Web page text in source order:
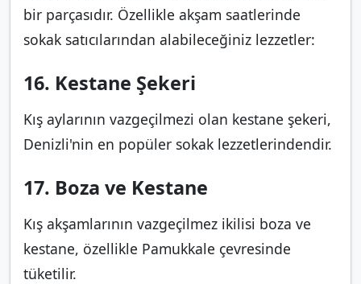
bir parçasıdır. Özellikle akşam saatlerinde
sokak satıcılarından alabileceğiniz lezzetler:
16. Kestane Şekeri
Kış aylarının vazgeçilmezi olan kestane şekeri,
Denizli'nin en popüler sokak lezzetlerindendir.
17. Boza ve Kestane
Kış akşamlarının vazgeçilmez ikilisi boza ve
kestane, özellikle Pamukkale çevresinde
tüketilir.